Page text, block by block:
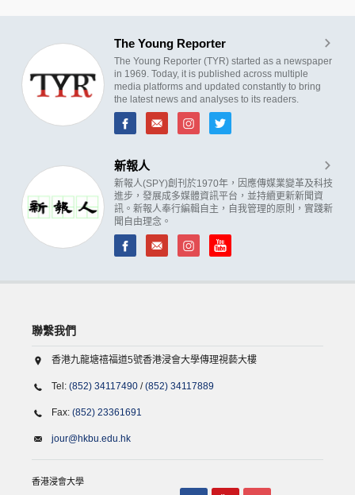
The Young Reporter
The Young Reporter (TYR) started as a newspaper
in 1969. Today, it is published across multiple
media platforms and updated constantly to bring
the latest news and analyses to its readers.
新報人
新報人(SPY)創刊於1970年，因應傳媒業變革及科技
進步，發展成多媒體資訊平台，並持續更新新聞資
訊。新報人奉行編輯自主，自我管理的原則，實踐新
聞自由理念。
聯繫我們
香港九龍塘禧福道5號香港浸會大學傳理視藝大樓
Tel: (852) 34117490 /(852) 34117889
Fax: (852) 23361691
jour@hkbu.edu.hk
香港浸會大學